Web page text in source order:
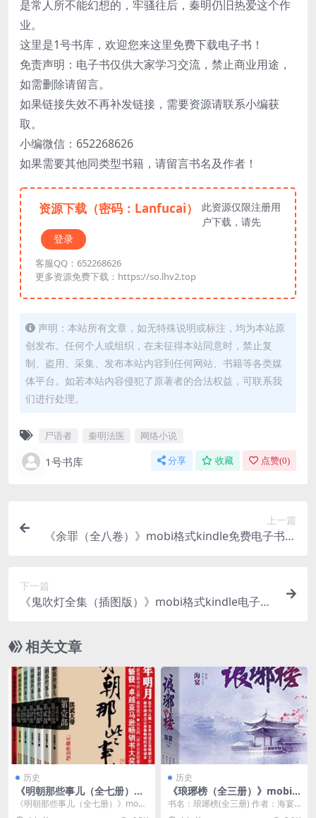
是常人所不能幻想的，牢骚往后，秦明仍旧热爱这个作
业。
这里是1号书库，欢迎您来这里免费下载电子书！
免责声明：电子书仅供大家学习交流，禁止商业用途，
如需删除请留言。
如果链接失效不再补发链接，需要资源请联系小编获
取。
小编微信：652268626
如果需要其他同类型书籍，请留言书名及作者！
资源下载（密码：Lanfucai）
此资源仅限注册用
户下载，请先
登录
客服QQ：652268626
更多资源免费下载：https://so.lhv2.top
声明：本站所有文章，如无特殊说明或标注，均为本站原
创发布。任何个人或组织，在未征得本站同意时，禁止复
制、盗用、采集、发布本站内容到任何网站、书籍等各类媒
体平台。如若本站内容侵犯了原著者的合法权益，可联系我
们进行处理。
尸语者 秦明法医 网络小说
1号书库 分享 收藏 点赞(0)
上一篇
《余罪（全八卷）》mobi格式kindle免费电子书下
下一篇
《鬼吹灯全集（插图版）》mobi格式kindle电子书
相关文章
历史
《明朝那些事儿（全七册）》
mobi格式kindle电子书下载
《明朝那些事儿（全七册）》mobi
格式kindle电子书下载介绍 书名：
历史
《琅琊榜（全三册）》mobi
格式kindle免费电子书
书名：琅琊榜(全三册) 作者：海宴
标签：小说 内容简介 一卷风云琅琊